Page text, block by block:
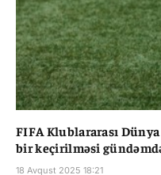
FIFA Klublararası
bir keçirilməsi
18 Avqust 2025 18:21